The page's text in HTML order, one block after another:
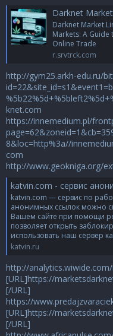
Darknet
Darknet Market
Markets: A
Online Trade
r.srvtrck.com
http://gym25.arkh-edu.ru/
knet.com
https://innemedium.pl/
8&loc=http%3a//
com
http://www.geokniga.org/
katvin.com - сервис анонимных ссылок и
katvin.com — сервис по
анонимных ссылок можно
Вашем сайте при помощи
позволяет открыть
использовать наш сервер
katvin.ru
http://
[URL]https://
[/URL]
https://
[URL]https://
[/URL]